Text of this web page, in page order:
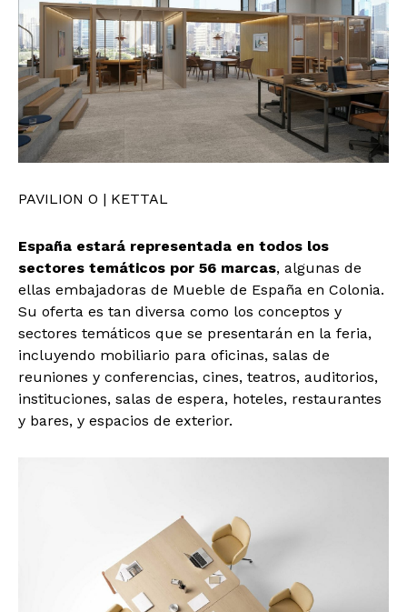
PAVILION O | KETTAL
España estará representada en todos los
sectores temáticos por 56 marcas, algunas de
ellas embajadoras de Mueble de España en Colonia.
Su oferta es tan diversa como los conceptos y
sectores temáticos que se presentarán en la feria,
incluyendo mobiliario para oficinas, salas de
reuniones y conferencias, cines, teatros, auditorios,
instituciones, salas de espera, hoteles, restaurantes
y bares, y espacios de exterior.